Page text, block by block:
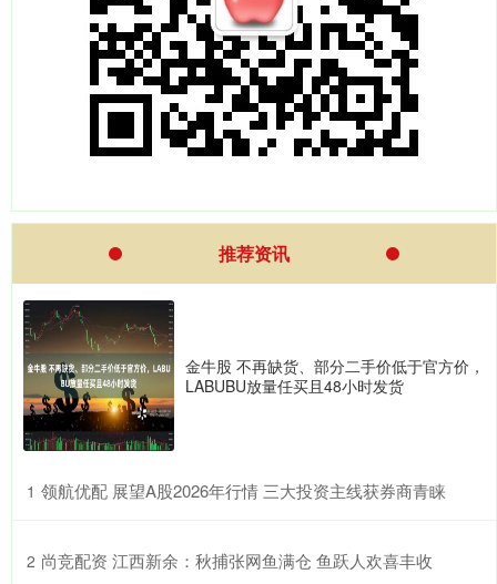
推荐资讯
金牛股 不再缺货、部分二手价低于官方价，
LABUBU放量任买且48小时发货
1 ​领航优配 展望A股2026年行情 三大投资主线获券商青睐
2 ​尚竞配资 江西新余：秋捕张网鱼满仓 鱼跃人欢喜丰收